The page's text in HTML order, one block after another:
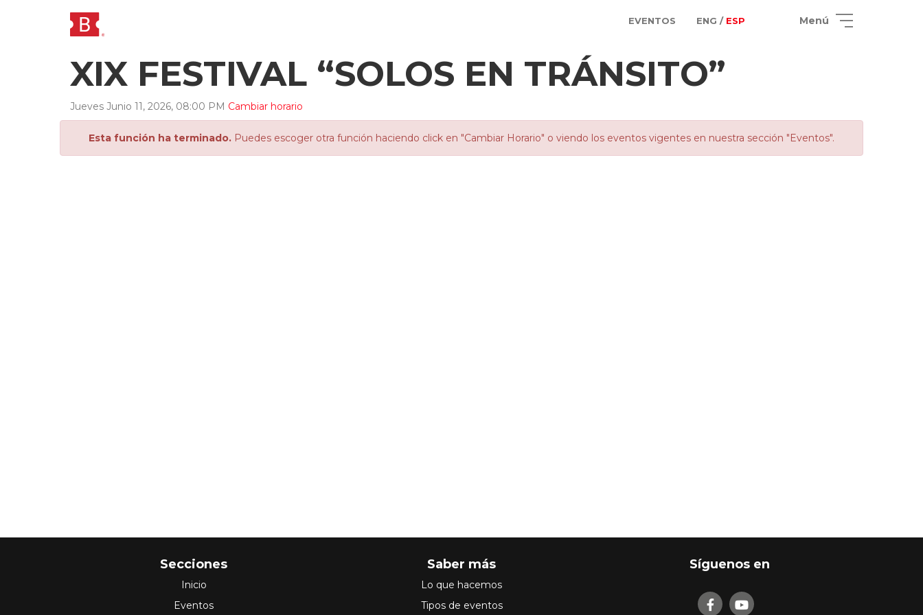
EVENTOS ENG / ESP Menú
XIX FESTIVAL “SOLOS EN TRÁNSITO”
Jueves Junio 11, 2026, 08:00 PM Cambiar horario
Esta función ha terminado. Puedes escoger otra función haciendo click en "Cambiar Horario" o viendo los eventos vigentes en nuestra sección "Eventos".
Secciones
Inicio
Eventos
Saber más
Lo que hacemos
Tipos de eventos
Síguenos en